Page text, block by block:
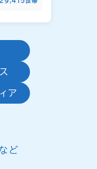
ア
ど